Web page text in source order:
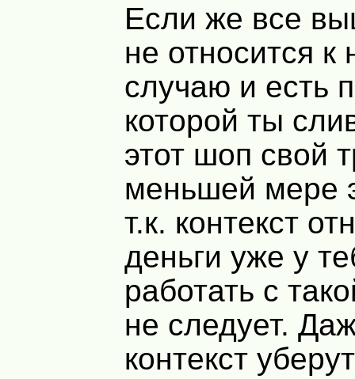
Если же все
не относится
случаю и есть
которой ты
этот шоп свой
меньшей мере
т.к. контекст
деньги уже у
работать с
не следует.
контекст